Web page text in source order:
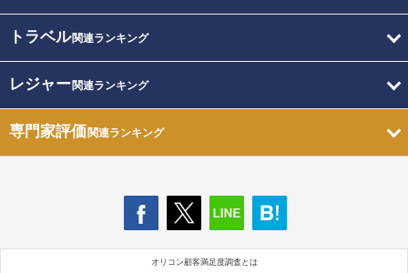
トラベル関連ランキング
レジャー関連ランキング
専門家評価関連ランキング
オリコン顧客満足度調査とは